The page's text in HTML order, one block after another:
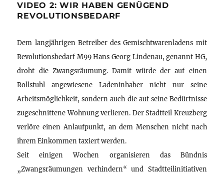
VIDEO 2: WIR HABEN GENÜGEND
REVOLUTIONSBEDARF
Dem langjährigen Betreiber des Gemischtwarenladens mit
Revolutionsbedarf M99 Hans Georg Lindenau, genannt HG,
droht die Zwangsräumung. Damit würde der auf einen
Rollstuhl angewiesene Ladeninhaber nicht nur seine
Arbeitsmöglichkeit, sondern auch die auf seine Bedürfnisse
zugeschnittene Wohnung verlieren. Der Stadtteil Kreuzberg
verlöre einen Anlaufpunkt, an dem Menschen nicht nach
ihrem Einkommen taxiert werden.
Seit einigen Wochen organisieren das Bündnis
„Zwangsräumungen verhindern“ und Stadtteilinitiativen